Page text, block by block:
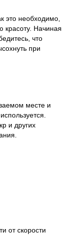
это необходимо,
красоту. Начиная
что
при
месте и
и других
от скорости